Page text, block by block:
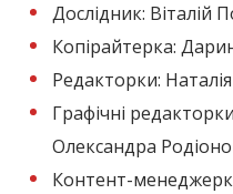
Дослідник: Віталій
Копірайтерка:
Редакторки:
Графічні
Олександра
Контент-